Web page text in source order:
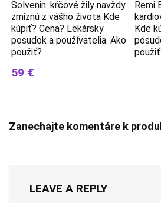
Solvenin: kŕčové žily navždy
zmiznú z vášho života Kde
kúpiť? Cena? Lekársky
posudok a používatelia. Ako
použiť?
59 €
Remi
Kde
Zanechajte komentáre k
LEAVE A REPLY